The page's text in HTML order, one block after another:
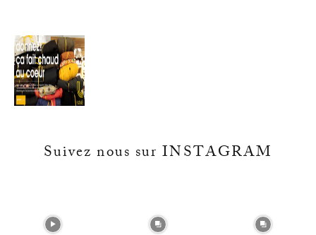
Suivez nous sur INSTAGRAM